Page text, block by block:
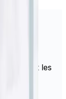
sont les